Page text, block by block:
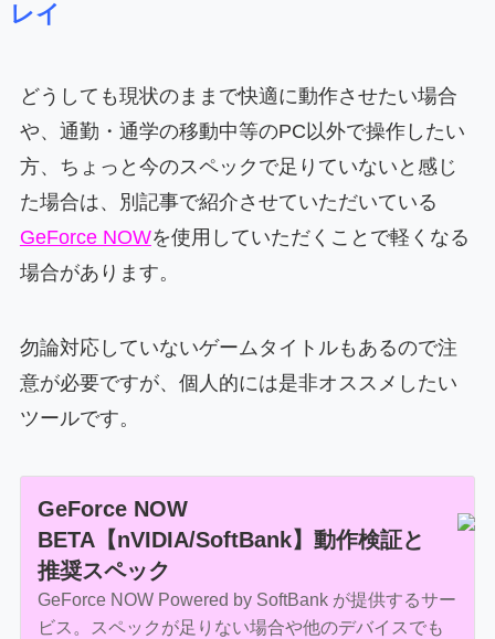
レイ
どうしても現状のままで快適に動作させたい場合
や、通勤・通学の移動中等のPC以外で操作したい
方、ちょっと今のスペックで足りていないと感じ
た場合は、別記事で紹介させていただいている
GeForce NOWを使用していただくことで軽くなる
場合があります。
勿論対応していないゲームタイトルもあるので注
意が必要ですが、個人的には是非オススメしたい
ツールです。
GeForce NOW
BETA【nVIDIA/SoftBank】動作検証と
推奨スペック
GeForce NOW Powered by SoftBank が提供するサー
ビス。スペックが足りない場合や他のデバイスでも